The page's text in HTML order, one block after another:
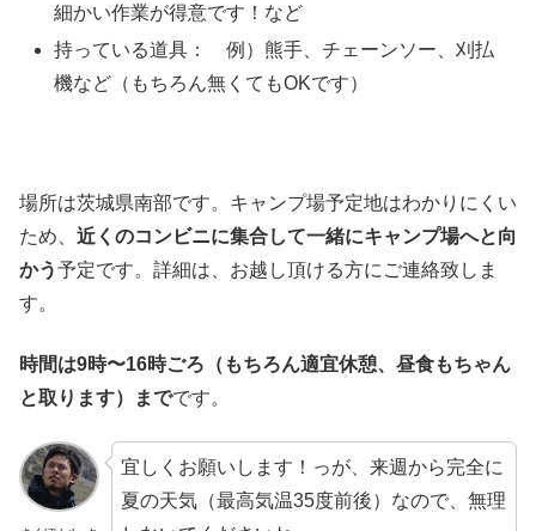
細かい作業が得意です！など
持っている道具： 例）熊手、チェーンソー、刈払
機など（もちろん無くてもOKです）
場所は茨城県南部です。キャンプ場予定地はわかりにくい
ため、 近くのコンビニに集合して一緒にキャンプ場へと向
かう予定です。詳細は、お越し頂ける方にご連絡致しま
す。
時間は9時〜16時ごろ（もちろん適宜休憩、昼食もちゃん
と取ります）までです。
宜しくお願いします！っが、来週から完全に
夏の天気（最高気温35度前後）なので、無理